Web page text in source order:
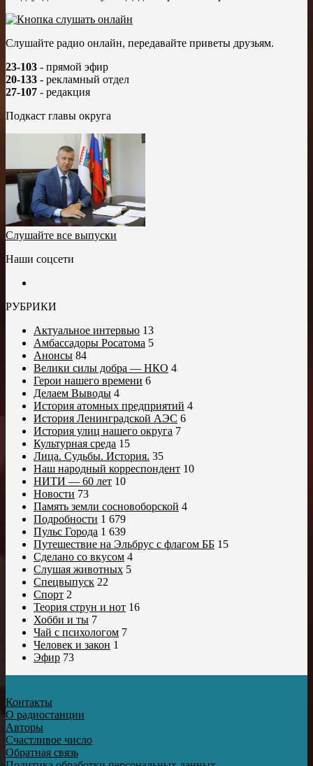
Слушайте радио онлайн, передавайте приветы друзьям.
23-103 - прямой эфир
20-133 - рекламный отдел
27-107 - редакция
Подкаст главы округа
Слушайте все выпуски
Наши соцсети
РУБРИКИ
Актуальное интервью 13
Амбассадоры Росатома 5
Анонсы 84
Велики силы добра — НКО 4
Герои нашего времени 6
Делаем Выводы 4
История атомных предприятий 4
История Ленинградской АЭС 6
История улиц нашего округа 7
Культурная среда 15
Лица. Судьбы. История. 35
Наш народный корреспондент 10
НИТИ — 60 лет 10
Новости 73
Память земли сосновоборской 4
Подробности 1 679
Пульс Города 1 639
Путешествие на Эльбрус с флагом ББ 15
Сделано со вкусом 4
Слушая животных 5
Спецвыпуск 22
Спорт 2
Теория струн и нот 16
Хобби и ты 7
Чай с психологом 7
Человек и закон 1
Эфир 73
Контакты
О радиостанции
Авторы
Счастливое число
Обратная связь